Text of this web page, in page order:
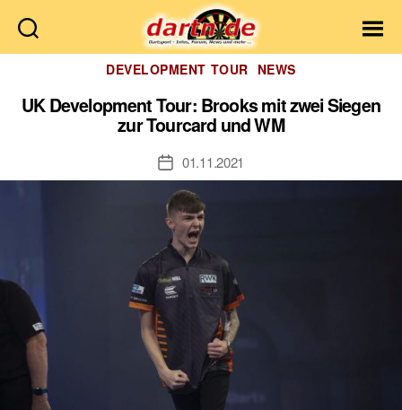
Dartn.de
Kategorien
DEVELOPMENT TOUR NEWS
UK Development Tour: Brooks mit zwei Siegen
zur Tourcard und WM
Veröffentlichungsdatum
01.11.2021